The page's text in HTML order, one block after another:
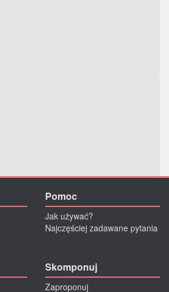
Pomoc
Jak używać?
Najczęściej zadawane pytania
Skomponuj
Zaproponuj